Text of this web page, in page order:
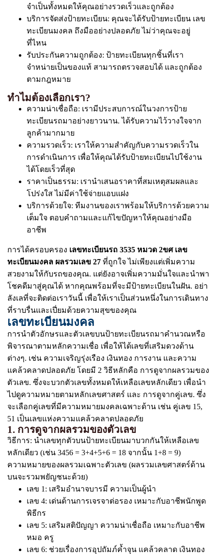
จำเป็นทั้งหมดให้คุณอย่างรวดเร็วและถูกต้อง
บริการจัดส่งป้ายทะเบียน: คุณจะได้รับป้ายทะเบียน เลข
ทะเบียนมงคล ถึงมืออย่างปลอดภัย ไม่ว่าคุณจะอยู่
ที่ไหน
รับประกันความถูกต้อง: ป้ายทะเบียนทุกชิ้นที่เรา
จำหน่ายเป็นของแท้ สามารถตรวจสอบได้ และถูกต้อง
ตามกฎหมาย
ทำไมต้องเลือกเรา?
ความน่าเชื่อถือ: เรามีประสบการณ์ในวงการป้าย
ทะเบียนรถมาอย่างยาวนาน. ได้รับความไว้วางใจจาก
ลูกค้ามากมาย
ความรวดเร็ว: เราให้ความสำคัญกับความรวดเร็วใน
การดำเนินการ เพื่อให้คุณได้รับป้ายทะเบียนไปใช้งาน
ได้โดยเร็วที่สุด
ราคาเป็นธรรม: เรานำเสนอราคาที่สมเหตุสมผลและ
โปร่งใส ไม่มีค่าใช้จ่ายแอบแฝง
บริการด้วยใจ: ทีมงานของเราพร้อมให้บริการด้วยความ
เต็มใจ ตอบคำถามและแก้ไขปัญหาให้คุณอย่างมือ
อาชีพ
การได้ครอบครอง เลขทะเบียนรถ 3535 หมวด 2ขศ เลข
ทะเบียนมงคล ผลรวมเลข 27 ที่ถูกใจ ไม่เพียงแต่เพิ่มความ
สวยงามให้กับรถของคุณ. แต่ยังอาจเพิ่มความมั่นใจและนำพา
โชคดีมาสู่คุณได้ หากคุณพร้อมที่จะมีป้ายทะเบียนในฝัน. อย่า
ลังเลที่จะติดต่อเราวันนี้ เพื่อให้เราเป็นส่วนหนึ่งในการเดินทาง
ที่ราบรื่นและเปี่ยมด้วยความสุขของคุณ
เลขทะเบียนมงคล
การนำตัวอักษรและตัวเลขบนป้ายทะเบียนรถมาคำนวณหรือ
พิจารณาตามหลักความเชื่อ เพื่อให้ได้เลขที่เสริมดวงด้าน
ต่างๆ. เช่น ความเจริญรุ่งเรือง เงินทอง การงาน และความ
แคล้วคลาดปลอดภัย โดยมี 2 วิธีหลักคือ การดูจากผลรวมของ
ตัวเลข. ซึ่งจะบวกตัวเลขทั้งหมดให้เหลือเลขหลักเดียว เพื่อนำ
ไปดูความหมายตามหลักเลขศาสตร์ และ การดูจากคู่เลข. ซึ่ง
จะเลือกคู่เลขที่มีความหมายมงคลเฉพาะด้าน เช่น คู่เลข 15,
51 เป็นเลขแห่งความแคล้วคลาดปลอดภัย
1. การดูจากผลรวมของตัวเลข
วิธีการ: นำเลขทุกตัวบนป้ายทะเบียนมาบวกกันให้เหลือเลข
หลักเดียว (เช่น 3456 = 3+4+5+6 = 18 จากนั้น 1+8 = 9)
ความหมายของผลรวมเฉพาะตัวเลข (ผลรวมเลขศาสตร์ด้าน
บนจะรวมพยัญชนะด้วย)
เลข 1: เสริมอำนาจบารมี ความเป็นผู้นำ
เลข 4: เด่นด้านการเจรจาต่อรอง เหมาะกับอาชีพนักพูด
พิธีกร
เลข 5: เสริมสติปัญญา ความน่าเชื่อถือ เหมาะกับอาชีพ
หมอ ครู
เลข 6: ช่วยเรื่องการอุปถัมภ์ค้ำจุน แคล้วคลาด เงินทอง